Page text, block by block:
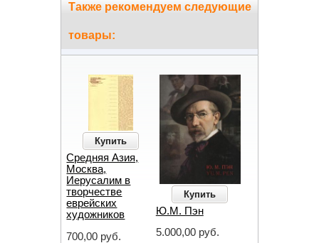
Также рекомендуем следующие
товары:
Купить
Средняя Азия,
Москва,
Иерусалим в
творчестве
еврейских
художников
700,00 руб.
Купить
Ю.М. Пэн
5.000,00 руб.